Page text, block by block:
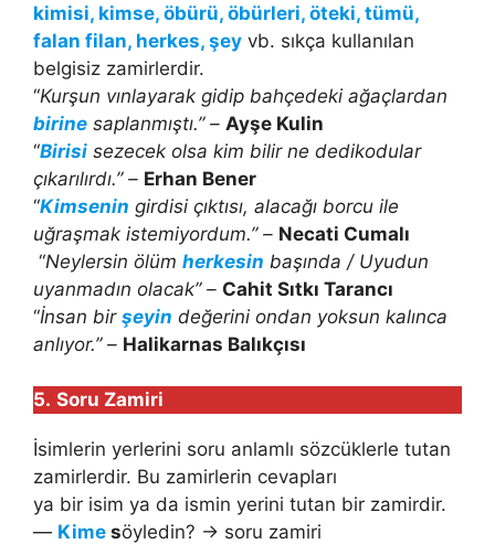
kimisi, kimse, öbürü, öbürleri, öteki, tümü,
falan filan, herkes, şey vb. sıkça kullanılan
belgisiz zamirlerdir.
“Kurşun vınlayarak gidip bahçedeki ağaçlardan
birine saplanmıştı.” – Ayşe Kulin
“Birisi sezecek olsa kim bilir ne dedikodular
çıkarılırdı.” – Erhan Bener
“Kimsenin girdisi çıktısı, alacağı borcu ile
uğraşmak istemiyordum.” – Necati Cumalı
“Neylersin ölüm herkesin başında / Uyudun
uyanmadın olacak” – Cahit Sıtkı Tarancı
“İnsan bir şeyin değerini ondan yoksun kalınca
anlıyor.” – Halikarnas Balıkçısı
5. Soru Zamiri
İsimlerin yerlerini soru anlamlı sözcüklerle tutan
zamirlerdir. Bu zamirlerin cevapları
ya bir isim ya da ismin yerini tutan bir zamirdir.
— Kime söyledin? → soru zamiri